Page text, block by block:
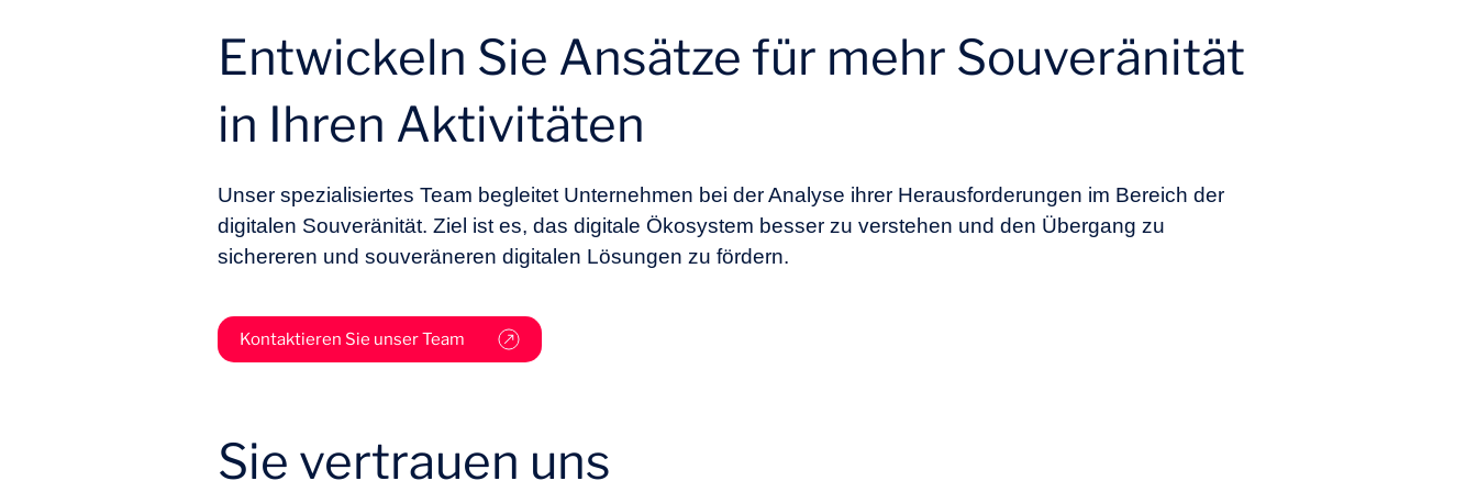
Entwickeln Sie Ansätze für mehr Souveränität
in Ihren Aktivitäten
Unser spezialisiertes Team begleitet Unternehmen bei der Analyse ihrer Herausforderungen im Bereich der
digitalen Souveränität. Ziel ist es, das digitale Ökosystem besser zu verstehen und den Übergang zu
sichereren und souveräneren digitalen Lösungen zu fördern.
Kontaktieren Sie unser Team
Sie vertrauen uns